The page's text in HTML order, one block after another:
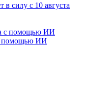
силу с 10 августа
с помощью ИИ